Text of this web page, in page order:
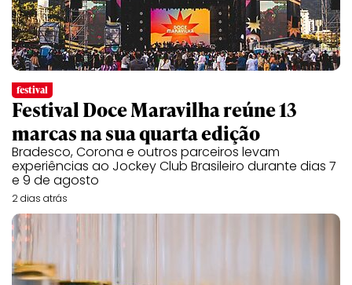
festival
Festival Doce Maravilha reúne 13
marcas na sua quarta edição
Bradesco, Corona e outros parceiros levam
experiências ao Jockey Club Brasileiro durante dias 7
e 9 de agosto
2 dias atrás